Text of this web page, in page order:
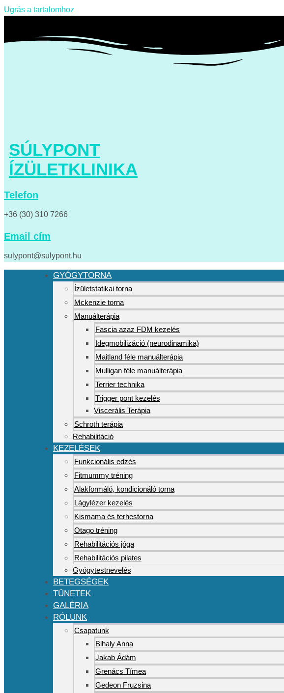
Ugrás a tartalomhoz
SÚLYPONT
ÍZÜLETKLINIKA
Telefon
+36 (30) 310 7266
Email cím
sulypont@sulypont.hu
GYÓGYTORNA
Ízületstatikai torna
Mckenzie torna
Manuálterápia
Fascia azaz FDM kezelés
Idegmobilizáció (neurodinamika)
Maitland féle manuálterápia
Mulligan féle manuálterápia
Terrier technika
Trigger pont kezelés
Viscerális Terápia
Schroth terápia
Rehabilitáció
KEZELÉSEK
Funkcionális edzés
Fitmummy tréning
Alakformáló, kondicionáló torna
Lágylézer kezelés
Kismama és terhestorna
Otago tréning
Rehabilitációs jóga
Rehabilitációs pilates
Gyógytestnevelés
BETEGSÉGEK
TÜNETEK
GALÉRIA
RÓLUNK
Csapatunk
Bihaly Anna
Jakab Ádám
Grenács Tímea
Gedeon Fruzsina